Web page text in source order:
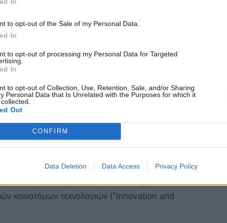
to opt-out of the Sale of my Personal Data.
In
to opt-out of processing my Personal Data for Targeted
In
to opt-out of Collection, Use, Retention, Sale, and/or Sharing
Personal Data that Is Unrelated with the Purposes for which it
Out
CONFIRM
Data Deletion Data Access Privacy Policy
και την υιοθέτηση «πράσινων»
αλλά και την αναβάθμιση της λειτουργίας των
καινοτόμων τεχνολογιών (“Innovation and